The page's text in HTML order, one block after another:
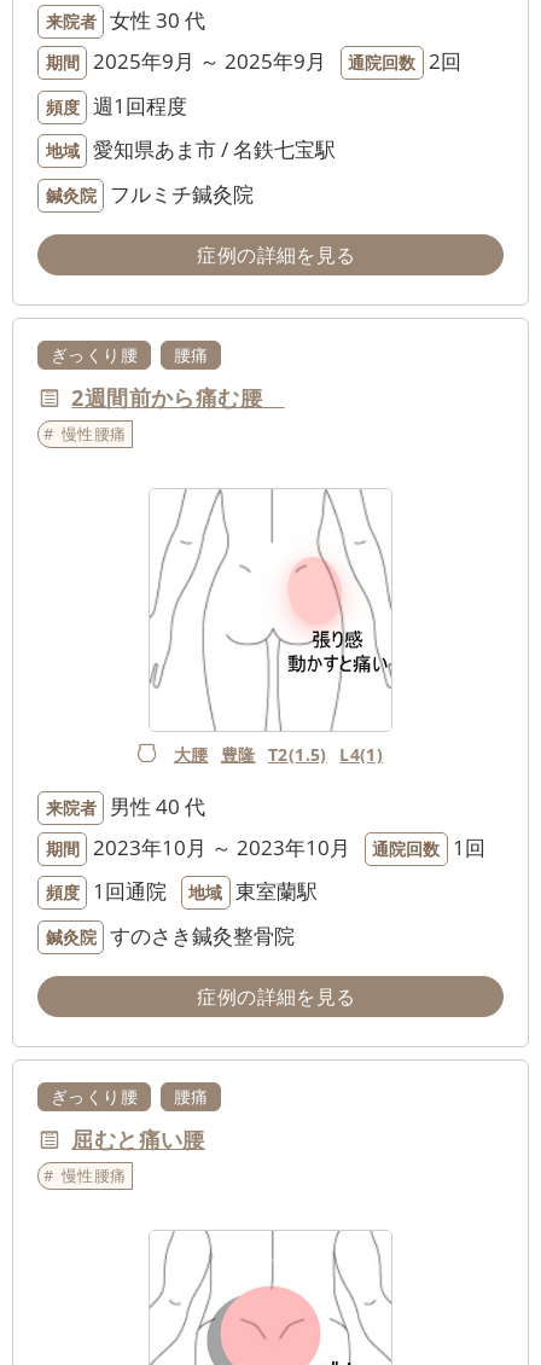
来院者 女性 30 代
期間 2025年9月 ～ 2025年9月 通院回数 2回
頻度 週1回程度
地域 愛知県あま市 / 名鉄七宝駅
鍼灸院 フルミチ鍼灸院
症例の詳細を見る
ぎっくり腰 腰痛
2週間前から痛む腰
慢性腰痛
大腰 豊隆 T2(1.5) L4(1)
来院者 男性 40 代
期間 2023年10月 ～ 2023年10月 通院回数 1回
頻度 1回通院 地域 東室蘭駅
鍼灸院 すのさき鍼灸整骨院
症例の詳細を見る
ぎっくり腰 腰痛
屈むと痛い腰
慢性腰痛